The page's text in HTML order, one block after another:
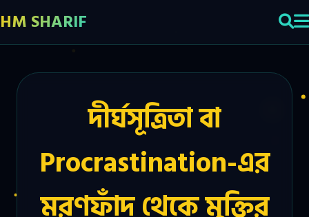
HM SHARIF
দীর্ঘসূত্রিতা বা
Procrastination-এর
মরণফাঁদ থেকে মুক্তির